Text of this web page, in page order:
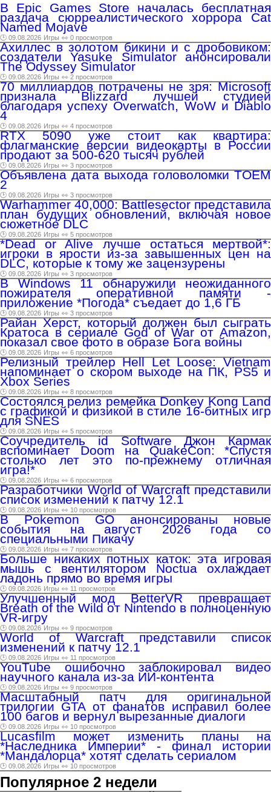
В Epic Games Store началась бесплатная
раздача сюрреалистического хоррора Cat
Named Mojave
🕑 09.08.2026 Игры 👀 0 просмотров
Ахиллес в золотом бикини и с дробовиком:
создатели Yasuke Simulator анонсировали
The Odyssey Simulator
🕑 09.08.2026 Игры 👀 2 просмотров
70 миллиардов потрачены не зря: Microsoft
признала Blizzard лучшей студией
благодаря успеху Overwatch, WoW и Diablo
4
🕑 09.08.2026 Игры 👀 4 просмотров
RTX 5090 уже стоит как квартира:
флагманские версии видеокарты в России
продают за 500-620 тысяч рублей
🕑 09.08.2026 Игры 👀 3 просмотров
Объявлена дата выхода головоломки TOEM
2
🕑 09.08.2026 Игры 👀 3 просмотров
Warhammer 40,000: Battlesector представила
план будущих обновлений, включая новое
сюжетное DLC
🕑 09.08.2026 Игры 👀 5 просмотров
*Dead or Alive лучше остаться мертвой*:
игроки в ярости из-за завышенных цен на
DLC, которые к тому же зацензурены
🕑 09.08.2026 Игры 👀 3 просмотров
В Windows 11 обнаружили неожиданного
пожирателя оперативной памяти -
приложение *Погода* съедает до 1,6 ГБ
🕑 09.08.2026 Игры 👀 3 просмотров
Райан Херст, который должен был сыграть
Кратоса в сериале God of War от Amazon,
показал свое фото в образе Бога войны
🕑 09.08.2026 Игры 👀 6 просмотров
Релизный трейлер Hell Let Loose: Vietnam
напоминает о скором выходе на ПК, PS5 и
Xbox Series
🕑 09.08.2026 Игры 👀 8 просмотров
Состоялся релиз ремейка Donkey Kong Land
с графикой и физикой в стиле 16-битных игр
для SNES
🕑 09.08.2026 Игры 👀 5 просмотров
Соучредитель id Software Джон Кармак
вспоминает Doom на QuakeCon: *Спустя
столько лет это по-прежнему отличная
игра!*
🕑 09.08.2026 Игры 👀 6 просмотров
Разработчики World of Warcraft представили
список изменений к патчу 12.1
🕑 09.08.2026 Игры 👀 10 просмотров
В Pokemon GO анонсированы новые
события на август 2026 года со
специальными Пикачу
🕑 09.08.2026 Игры 👀 7 просмотров
Больше никаких потных каток: эта игровая
мышь с вентилятором Noctua охлаждает
ладонь прямо во время игры
🕑 09.08.2026 Игры 👀 11 просмотров
Улучшенный мод BetterVR превращает
Breath of the Wild от Nintendo в полноценную
VR-игру
🕑 09.08.2026 Игры 👀 9 просмотров
World of Warcraft представили список
изменений к патчу 12.1
🕑 09.08.2026 Игры 👀 11 просмотров
YouTube ошибочно заблокировал видео
научного канала из-за ИИ-контента
🕑 09.08.2026 Игры 👀 9 просмотров
Масштабный патч для оригинальной
трилогии GTA от фанатов исправил более
100 багов и вернул вырезанные диалоги
🕑 09.08.2026 Игры 👀 10 просмотров
Lucasfilm может изменить планы на
*Наследника Империи* - финал истории
*Мандалорца* хотят сделать сериалом
🕑 09.08.2026 Игры 👀 10 просмотров
Популярное 2 недели